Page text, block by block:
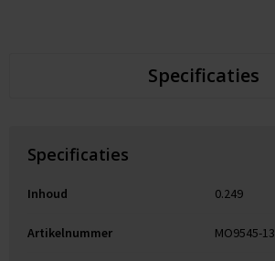
Specificaties
Specificaties
Inhoud 0.249
Artikelnummer MO9545-13